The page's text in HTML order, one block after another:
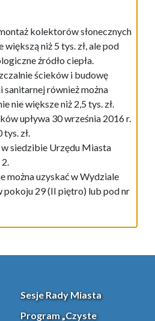
kolektorów słonecznych
niż 5 tys. zł, ale pod
źródło ciepła.
ścieków i budowę
sanitarnej również można
nie większe niż 2,5 tys. zł.
upływa 30 września 2016 r.
zł.
w siedzibie Urzędu Miasta
można uzyskać w Wydziale
29 (II piętro) lub pod nr
Sesje Rady Miasta
Program „Czyste